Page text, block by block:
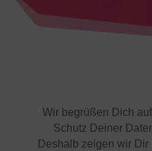
Wir begrüßen Dich
Schutz Deiner
Deshalb zeigen wir